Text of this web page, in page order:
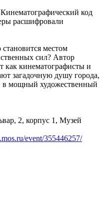
код
расшифровали
местом
сил? Автор
как кинематографисты и
загадочную душу города,
в мощный художественный
2, корпус 1, Музей
event/355446257/